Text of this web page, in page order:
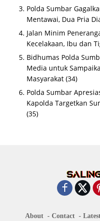
Polda Sumbar
Mentawai, Dua Pria
Jalan Minim
Kecelakaan, Ibu dan
Bidhumas Polda
Media untuk
Masyarakat (34)
Polda Sumbar
Kapolda Targetkan
(35)
About Contact